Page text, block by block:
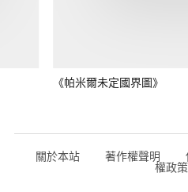
《帕米爾未定國界圖》
關於本站 著作權聲明
權政策